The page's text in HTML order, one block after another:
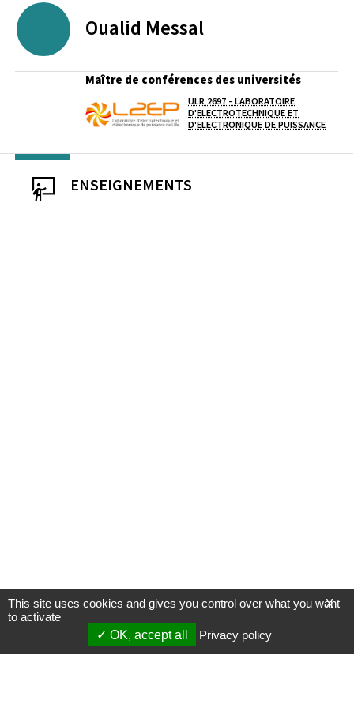
Oualid Messal
Maître de conférences des universités
Laboratoire / équipe
ULR 2697 - LABORATOIRE
D'ELECTROTECHNIQUE ET
D'ELECTRONIQUE DE PUISSANCE
ENSEIGNEMENTS
X
This site uses cookies and gives you control over what you want
to activate
OK, accept all
Privacy policy